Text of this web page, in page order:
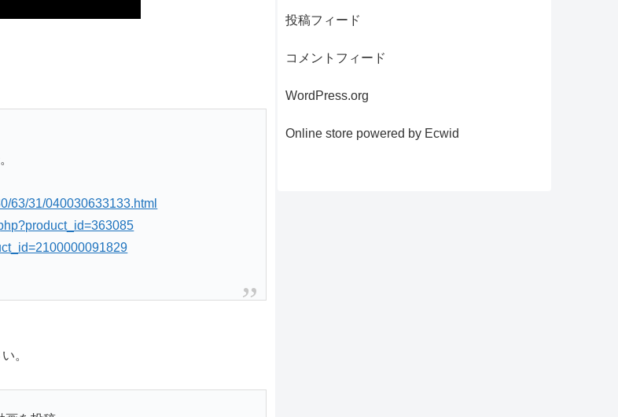
63/31/040030633133.html
。
投稿フィード
コメントフィード
WordPress.org
Online store powered by Ecwid